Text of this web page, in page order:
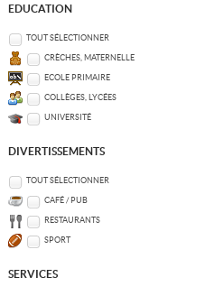
EDUCATION
TOUT SÉLECTIONNER
CRÈCHES, MATERNELLE
ECOLE PRIMAIRE
COLLÈGES, LYCÉES
UNIVERSITÉ
DIVERTISSEMENTS
TOUT SÉLECTIONNER
CAFÉ / PUB
RESTAURANTS
SPORT
SERVICES